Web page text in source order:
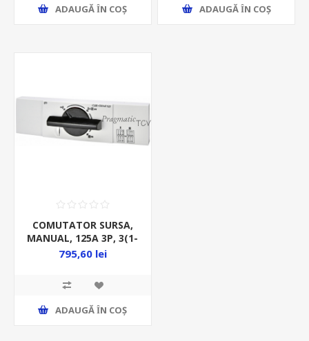
ADAUGĂ ȊN COŞ ADAUGĂ ȊN COŞ
COMUTATOR SURSA,
MANUAL, 125A 3P, 3(1-
0-2)POZ, 400VAC, CLBS
795,60 lei
ADAUGĂ ȊN COŞ